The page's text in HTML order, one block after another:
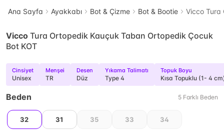
Ana Sayfa Ayakkabı Bot & Çizme Bot & Bootie Vicco Tura
Vicco Tura Ortopedik Kauçuk Taban Ortopedik Çocuk
Bot KOT
Cinsiyet
Unisex
Menşei
TR
Desen
Düz
Yıkama Talimatı
Type 4
Topuk Boyu
Kısa Topuklu (1- 4
Beden 5 Farklı Beden
32 31 35 33 34